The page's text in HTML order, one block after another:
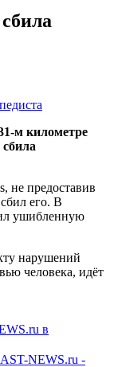
м километре
не предоставив
его. В
ушибленную
нарушений
человека, идёт
в
NEWS.ru -